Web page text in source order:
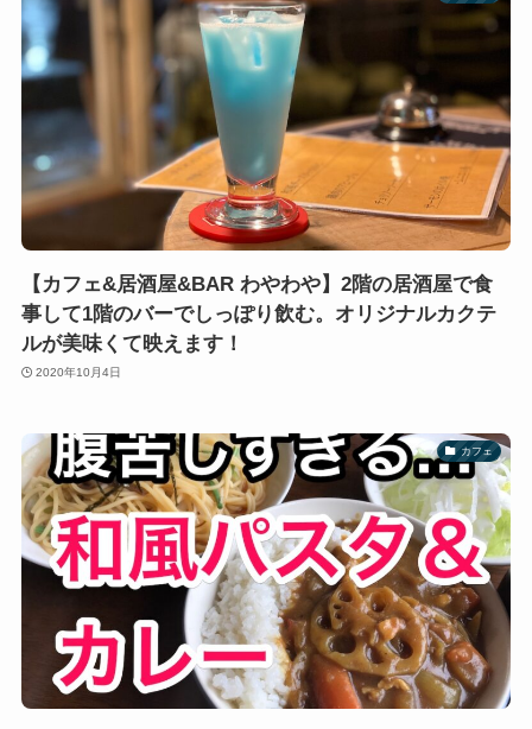
【カフェ&居酒屋&BAR わやわや】2階の居酒屋で食
事して1階のバーでしっぽり飲む。オリジナルカクテ
ルが美味くて映えます！
2020年10月4日
カフェ